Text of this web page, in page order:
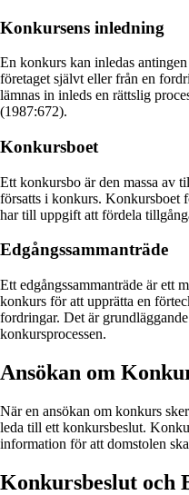
Konkursens inledning
En konkurs kan inledas
företaget självt eller från en
lämnas in inleds en rättslig
(1987:672).
Konkursboet
Ett konkursbo är den massa av
försatts i konkurs. Konkursboet
har till uppgift att fördela
Edgångssammanträde
Ett edgångssammanträde är ett
konkurs för att upprätta en
fordringar. Det är
konkursprocessen.
Ansökan om
När en ansökan om konkurs
leda till ett konkursbeslut.
information för att domstolen
Konkursbeslut och